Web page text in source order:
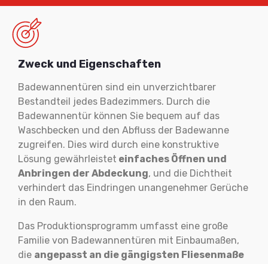
Zweck und Eigenschaften
Badewannentüren sind ein unverzichtbarer
Bestandteil jedes Badezimmers. Durch die
Badewannentür können Sie bequem auf das
Waschbecken und den Abfluss der Badewanne
zugreifen. Dies wird durch eine konstruktive
Lösung gewährleistet einfaches Öffnen und
Anbringen der Abdeckung, und die Dichtheit
verhindert das Eindringen unangenehmer Gerüche
in den Raum.
Das Produktionsprogramm umfasst eine große
Familie von Badewannentüren mit Einbaumaßen,
die angepasst an die gängigsten Fliesenmaße